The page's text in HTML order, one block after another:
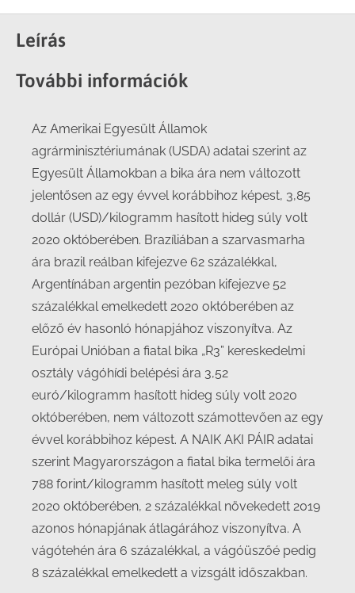
Facebook
X
Leírás
További információk
Az Amerikai Egyesült Államok
agrárminisztériumának (USDA) adatai szerint az
Egyesült Államokban a bika ára nem változott
jelentősen az egy évvel korábbihoz képest, 3,85
dollár (USD)/kilogramm hasított hideg súly volt
2020 októberében. Brazíliában a szarvasmarha
ára brazil reálban kifejezve 62 százalékkal,
Argentínában argentin pezóban kifejezve 52
százalékkal emelkedett 2020 októberében az
előző év hasonló hónapjához viszonyítva. Az
Európai Unióban a fiatal bika „R3” kereskedelmi
osztály vágóhídi belépési ára 3,52
euró/kilogramm hasított hideg súly volt 2020
októberében, nem változott számottevően az egy
évvel korábbihoz képest. A NAIK AKI PÁIR adatai
szerint Magyarországon a fiatal bika termelői ára
788 forint/kilogramm hasított meleg súly volt
2020 októberében, 2 százalékkal növekedett 2019
azonos hónapjának átlagárához viszonyítva. A
vágótehén ára 6 százalékkal, a vágóüszőé pedig
8 százalékkal emelkedett a vizsgált időszakban.